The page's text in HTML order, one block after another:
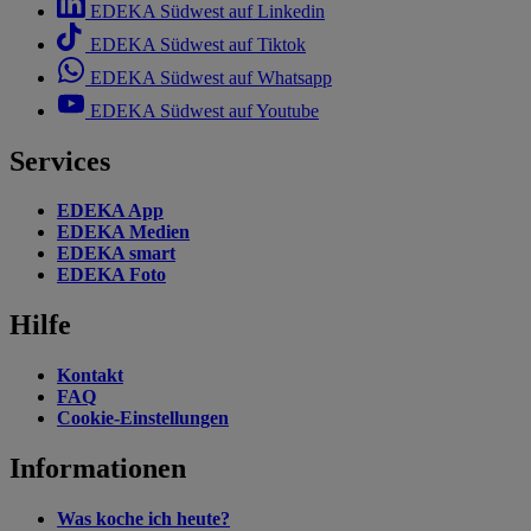
EDEKA Südwest auf Linkedin
EDEKA Südwest auf Tiktok
EDEKA Südwest auf Whatsapp
EDEKA Südwest auf Youtube
Services
EDEKA App
EDEKA Medien
EDEKA smart
EDEKA Foto
Hilfe
Kontakt
FAQ
Cookie-Einstellungen
Informationen
Was koche ich heute?